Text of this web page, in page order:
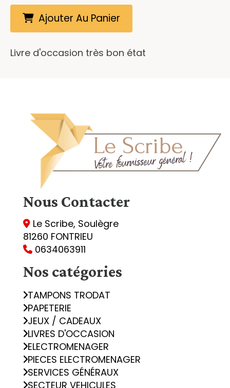
Ajouter Au Panier
Livre d'occasion très bon état
Nous Contacter
 Le Scribe, Soulègre
81260 FONTRIEU
 0634063911
Nos catégories
TAMPONS TRODAT
PAPETERIE
JEUX / CADEAUX
LIVRES D'OCCASION
ELECTROMENAGER
PIECES ELECTROMENAGER
SERVICES GÉNÉRAUX
SECTEUR VEHICULES